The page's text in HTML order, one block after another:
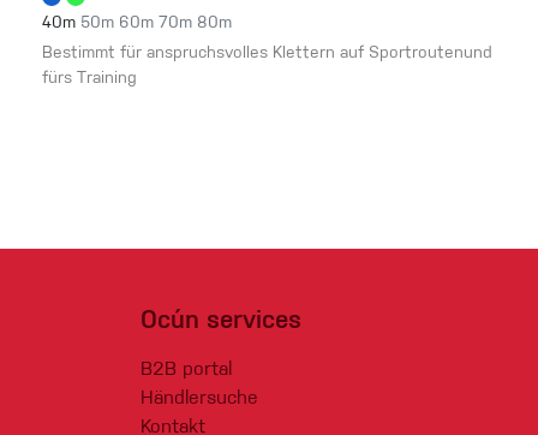
40m 50m 60m 70m 80m
Bestimmt für anspruchsvolles Klettern auf Sportroutenund
fürs Training
Ocún services
B2B portal
Händlersuche
Kontakt